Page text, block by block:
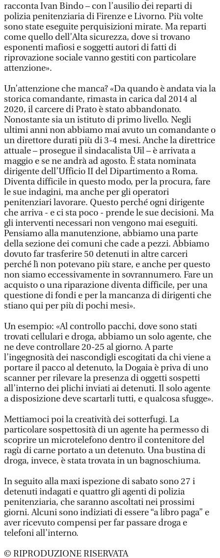
racconta Ivan Bindo – con l’ausilio dei reparti di
polizia penitenziaria di Firenze e Livorno. Più volte
sono state eseguite perquisizioni mirate. Ma reparti
come quello dell’Alta sicurezza, dove si trovano
esponenti mafiosi e soggetti autori di fatti di
riprovazione sociale vanno gestiti con particolare
attenzione».
Un’attenzione che manca? «Da quando è andata via la
storica comandante, rimasta in carica dal 2014 al
2020, il carcere di Prato è stato abbandonato.
Nonostante sia un istituto di primo livello. Negli
ultimi anni non abbiamo mai avuto un comandante o
un direttore durati più di 3-4 mesi. Anche la direttrice
attuale – prosegue il sindacalista Uil – è arrivata a
maggio e se ne andrà ad agosto. È stata nominata
dirigente dell’Ufficio II del Dipartimento a Roma.
Diventa difficile in questo modo, per la procura, fare
le sue indagini, ma anche per gli operatori
penitenziari lavorare. Questo perché ogni dirigente
che arriva - e ci sta poco - prende le sue decisioni. Ma
gli interventi necessari non vengono mai eseguiti.
Pensiamo alla manutenzione, abbiamo una parte
della sezione dei comuni che cade a pezzi. Abbiamo
dovuto far trasferire 50 detenuti in altre carceri
perché lì non potevano più stare, e anche per questo
non siamo eccessivamente in sovrannumero. Fare un
acquisto o una riparazione diventa difficile, per una
questione di fondi e per la mancanza di dirigenti che
stiano qui per più di pochi mesi».
Un esempio: «Al controllo pacchi, dove sono stati
trovati cellulari e droga, abbiamo un solo agente, che
ne deve controllare 20-25 al giorno. A parte
l’ingegnosità dei nascondigli escogitati da chi viene a
portare il pacco al detenuto, la Dogaia è priva di uno
scanner per rilevare la presenza di oggetti sospetti
all’interno dei plichi inviati ai detenuti. Il solo agente
a disposizione deve scartarli tutti, e qualcosa sfugge».
Mettiamoci poi la creatività dei sotterfugi. La
particolare sospettosità di un agente ha permesso di
scoprire un microtelefono dentro il contenitore del
ragù di carne portato a un detenuto. Una bustina di
droga, invece, è stata trovata in un bagnoschiuma.
In seguito alla maxi ispezione di sabato sono 27 i
detenuti indagati e quattro gli agenti di polizia
penitenziaria, che saranno ascoltati nei prossimi
giorni. Alcuni sono indiziati di essere “a libro paga” e
aver ricevuto compensi per far passare droga e
telefoni all’interno.
© RIPRODUZIONE RISERVATA